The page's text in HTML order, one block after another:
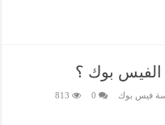
الفيس بوك ؟
فيس بوك 0
813